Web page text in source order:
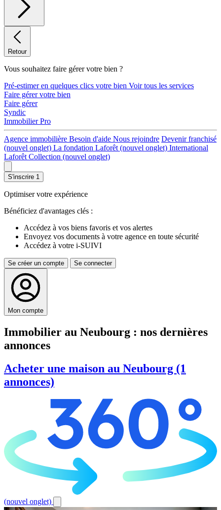
Retour
Vous souhaitez faire gérer votre bien ?
Pré-estimer en quelques clics votre bien Voir tous les services
Faire gérer votre bien
Faire gérer
Syndic
Immobilier Pro
Agence immobilière Besoin d'aide Nous rejoindre Devenir franchisé
(nouvel onglet) La fondation Laforêt (nouvel onglet) International
Laforêt Collection (nouvel onglet)
S'inscrire 1
Optimiser votre expérience
Bénéficiez d'avantages clés :
Accédez à vos biens favoris et vos alertes
Envoyez vos documents à votre agence en toute sécurité
Accédez à votre i-SUIVI
Se créer un compte Se connecter
Mon compte
Immobilier au Neubourg : nos dernières
annonces
Acheter une maison au Neubourg (1
annonces)
(nouvel onglet)